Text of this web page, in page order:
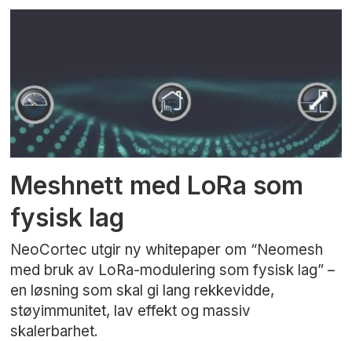
Meshnett med LoRa som
fysisk lag
NeoCortec utgir ny whitepaper om “Neomesh
med bruk av LoRa-modulering som fysisk lag” –
en løsning som skal gi lang rekkevidde,
støyimmunitet, lav effekt og massiv
skalerbarhet.